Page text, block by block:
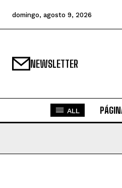
domingo, agosto 9, 2026
NEWSLETTER
ALL